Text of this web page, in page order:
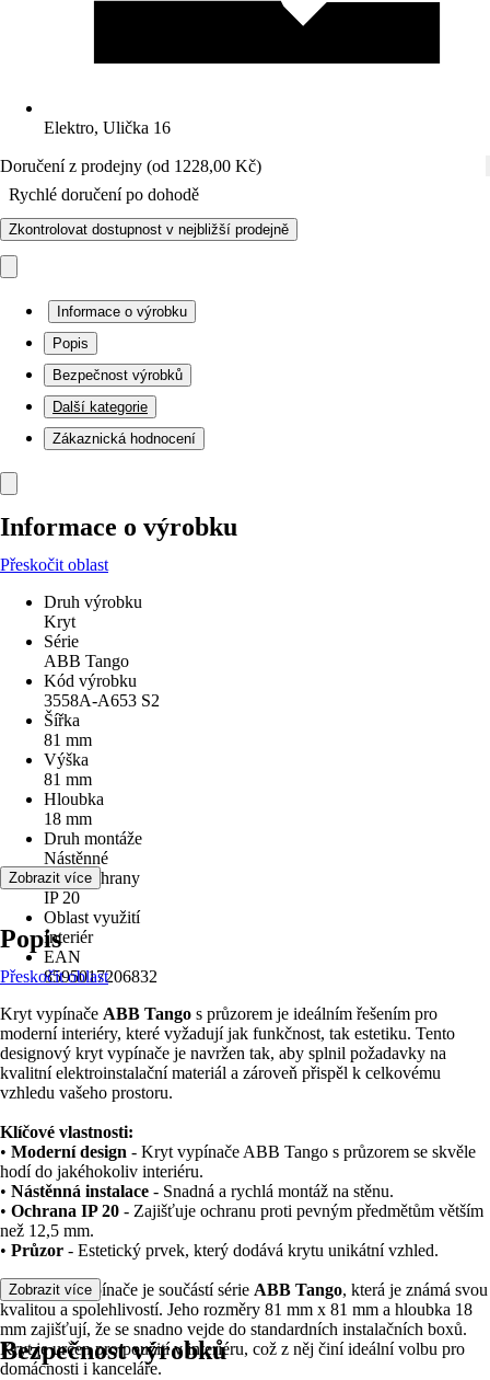
Elektro, Ulička 16
Doručení z prodejny (od 1228,00 Kč)
Rychlé doručení po dohodě
Zkontrolovat dostupnost v nejbližší prodejně
Informace o výrobku
Popis
Bezpečnost výrobků
Další kategorie
Zákaznická hodnocení
Informace o výrobku
Přeskočit oblast
Druh výrobku
Kryt
Série
ABB Tango
Kód výrobku
3558A-A653 S2
Šířka
81 mm
Výška
81 mm
Hloubka
18 mm
Druh montáže
Nástěnné
Druh ochrany
IP 20
Oblast využití
Interiér
EAN
8595017206832
Zobrazit více
Popis
Přeskočit oblast
Kryt vypínače ABB Tango s průzorem je ideálním řešením pro
moderní interiéry, které vyžadují jak funkčnost, tak estetiku. Tento
designový kryt vypínače je navržen tak, aby splnil požadavky na
kvalitní elektroinstalační materiál a zároveň přispěl k celkovému
vzhledu vašeho prostoru.
Klíčové vlastnosti:
• Moderní design - Kryt vypínače ABB Tango s průzorem se skvěle
hodí do jakéhokoliv interiéru.
• Nástěnná instalace - Snadná a rychlá montáž na stěnu.
• Ochrana IP 20 - Zajišťuje ochranu proti pevným předmětům větším
než 12,5 mm.
• Průzor - Estetický prvek, který dodává krytu unikátní vzhled.
Tento kryt vypínače je součástí série ABB Tango, která je známá svou
kvalitou a spolehlivostí. Jeho rozměry 81 mm x 81 mm a hloubka 18
mm zajišťují, že se snadno vejde do standardních instalačních boxů.
Kryt je určen pro použití v interiéru, což z něj činí ideální volbu pro
domácnosti i kanceláře.
Zobrazit více
Bezpečnost výrobků